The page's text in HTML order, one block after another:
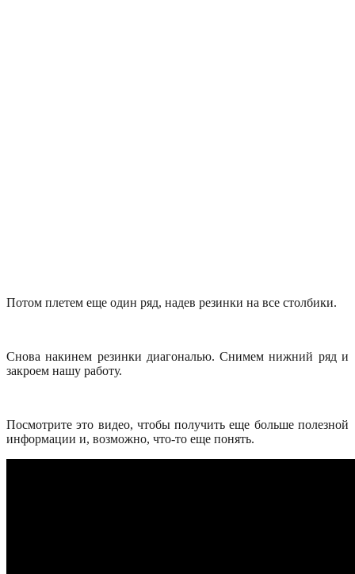
Потом плетем еще один ряд, надев резинки на все столбики.
Снова накинем резинки диагональю. Снимем нижний ряд и
закроем нашу работу.
Посмотрите это видео, чтобы получить еще больше полезной
информации и, возможно, что-то еще понять.